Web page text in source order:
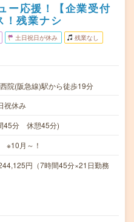
ー応援！【企業受付
！残業ナシ
土日祝日が休み 残業なし
院(阪急線)駅から徒歩19分
祝休み
45分 休憩45分)
※10月～！
円（7時間45分×21日勤務